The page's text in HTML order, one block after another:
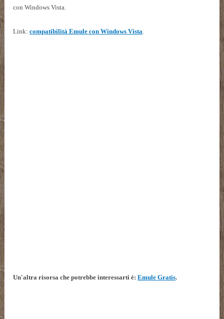
con Windows Vista.
Link:compatibilità Emule con Windows Vista.
Un'altra risorsa che potrebbe interessarti è:Emule Gratis.